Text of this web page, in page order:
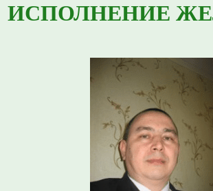
ИСПОЛНЕНИЕ